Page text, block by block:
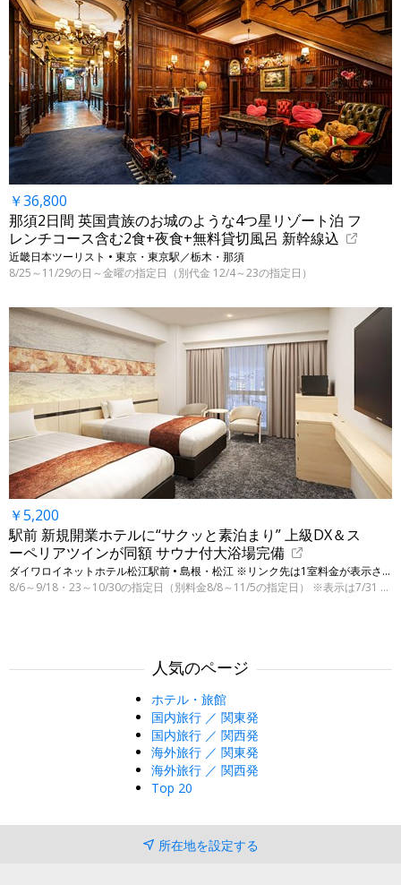
￥36,800
那須2日間 英国貴族のお城のような4つ星リゾート泊 フ
レンチコース含む2食+夜食+無料貸切風呂 新幹線込
近畿日本ツーリスト • 東京・東京駅／栃木・那須
8/25～11/29の日～金曜の指定日（別代金 12/4～23の指定日）
￥5,200
駅前 新規開業ホテルに“サクッと素泊まり” 上級DX＆ス
ーペリアツインが同額 サウナ付大浴場完備
ダイワロイネットホテル松江駅前 • 島根・松江 ※リンク先は1室料金が表示されます
8/6～9/18・23～10/30の指定日（別料金8/8～11/5の指定日） ※表示は7/31 9:00時点
人気のページ
ホテル・旅館
国内旅行 ／ 関東発
国内旅行 ／ 関西発
海外旅行 ／ 関東発
海外旅行 ／ 関西発
Top 20
所在地を設定する